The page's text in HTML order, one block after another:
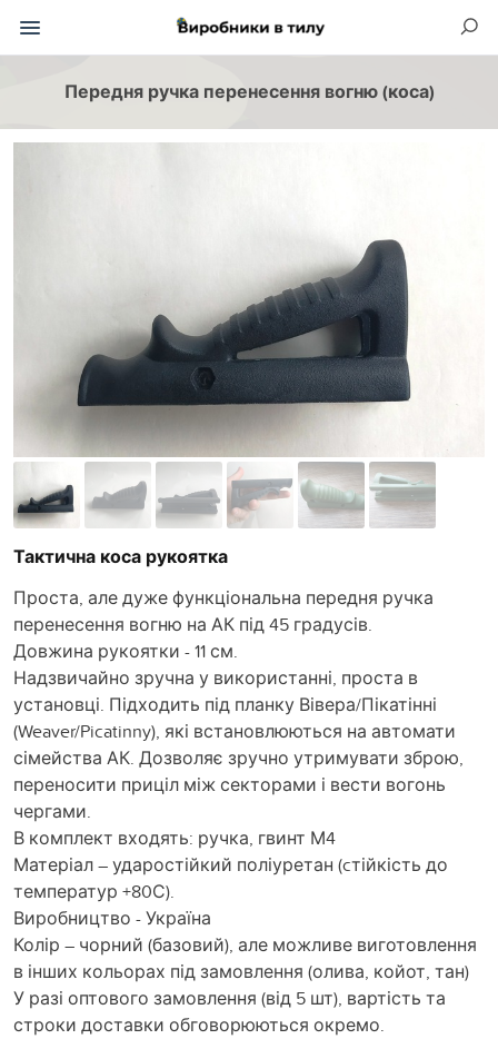
Передня ручка перенесення вогню (коса)
Тактична коса рукоятка
Проста, але дуже функціональна передня ручка
перенесення вогню на АК під 45 градусів.
Довжина рукоятки - 11 см.
Надзвичайно зручна у використанні, проста в
установці. Підходить під планку Вівера/Пікатінні
(Weaver/Picatinny), які встановлюються на автомати
сімейства АК. Дозволяє зручно утримувати зброю,
переносити приціл між секторами і вести вогонь
чергами.
В комплект входять: ручка, гвинт М4
Матеріал – ударостійкий поліуретан (cтійкість до
температур +80С).
Виробництво - Україна
Колір – чорний (базовий), але можливе виготовлення
в інших кольорах під замовлення (олива, койот, тан)
У разі оптового замовлення (від 5 шт), вартість та
строки доставки обговорюються окремо.